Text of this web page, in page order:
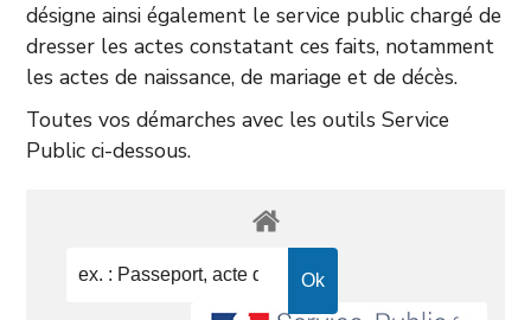
désigne ainsi également le service public chargé de
dresser les actes constatant ces faits, notamment
les actes de naissance, de mariage et de décès.
Toutes vos démarches avec les outils Service
Public ci-dessous.